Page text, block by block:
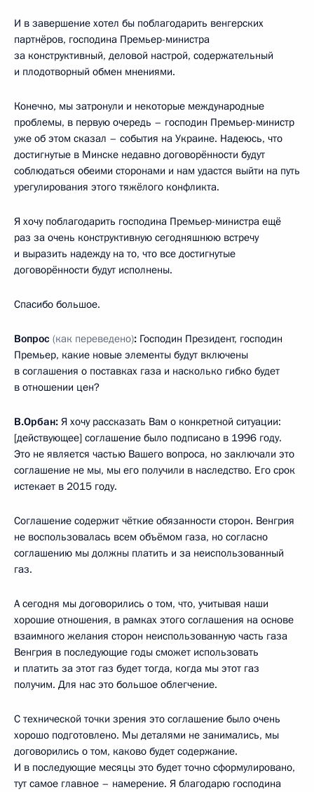
И в завершение хотел бы поблагодарить венгерских
партнёров, господина Премьер-министра
за конструктивный, деловой настрой, содержательный
и плодотворный обмен мнениями.
Конечно, мы затронули и некоторые международные
проблемы, в первую очередь – господин Премьер-министр
уже об этом сказал – события на Украине. Надеюсь, что
достигнутые в Минске недавно договорённости будут
соблюдаться обеими сторонами и нам удастся выйти на путь
урегулирования этого тяжёлого конфликта.
Я хочу поблагодарить господина Премьер-министра ещё
раз за очень конструктивную сегодняшнюю встречу
и выразить надежду на то, что все достигнутые
договорённости будут исполнены.
Спасибо большое.
Вопрос (как переведено): Господин Президент, господин
Премьер, какие новые элементы будут включены
в соглашения о поставках газа и насколько гибко будет
в отношении цен?
В.Орбан: Я хочу рассказать Вам о конкретной ситуации:
[действующее] соглашение было подписано в 1996 году.
Это не является частью Вашего вопроса, но заключали это
соглашение не мы, мы его получили в наследство. Его срок
истекает в 2015 году.
Соглашение содержит чёткие обязанности сторон. Венгрия
не воспользовалась всем объёмом газа, но согласно
соглашению мы должны платить и за неиспользованный
газ.
А сегодня мы договорились о том, что, учитывая наши
хорошие отношения, в рамках этого соглашения на основе
взаимного желания сторон неиспользованную часть газа
Венгрия в последующие годы сможет использовать
и платить за этот газ будет тогда, когда мы этот газ
получим. Для нас это большое облегчение.
С технической точки зрения это соглашение было очень
хорошо подготовлено. Мы деталями не занимались, мы
договорились о том, каково будет содержание.
И в последующие месяцы это будет точно сформулировано,
тут самое главное – намерение. Я благодарю господина